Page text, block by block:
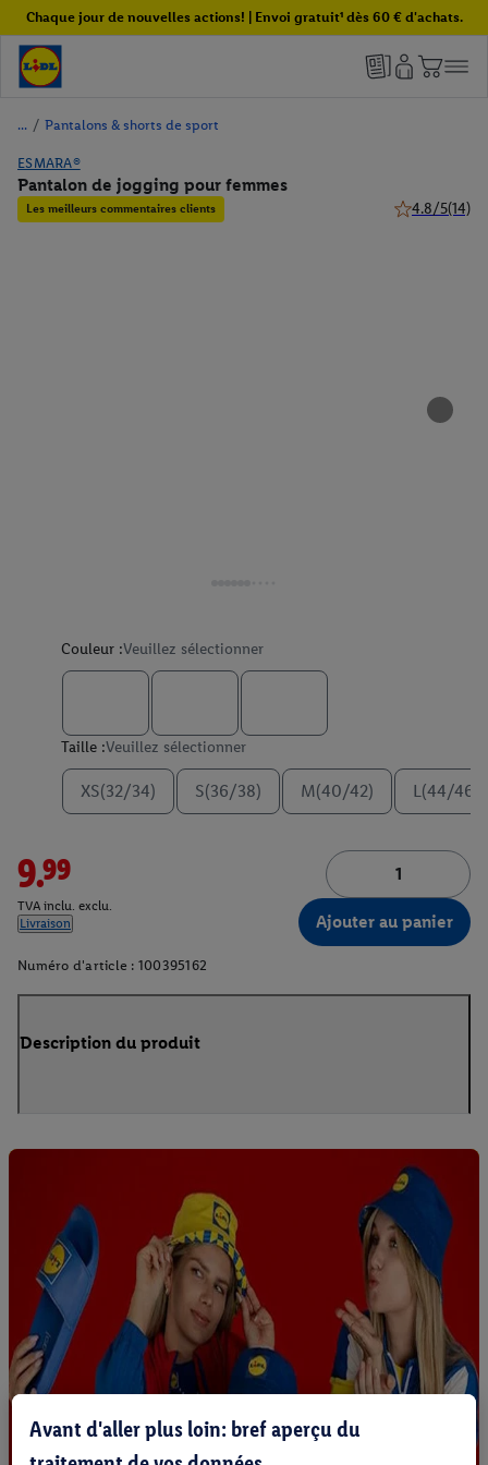
Chaque jour de nouvelles actions! | Envoi gratuit¹ dès 60 € d'achats.
/ Pantalons & shorts de sport
ESMARA®
Pantalon de jogging pour femmes
Les meilleurs commentaires clients 4.8/5(14)
Couleur :Veuillez sélectionner
Taille :Veuillez sélectionner
XS(32/34) S(36/38) M(40/42) L(44/46)
9.99
TVA inclu. exclu.
Livraison
Ajouter au panier
Numéro d'article : 100395162
Description du produit
Avant d'aller plus loin: bref aperçu du